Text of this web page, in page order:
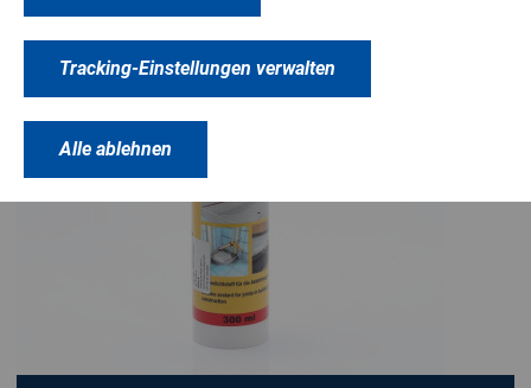
Tracking-Einstellungen verwalten
Alle ablehnen